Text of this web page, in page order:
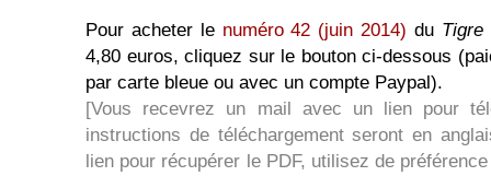
Pour acheter le numéro 42 (juin 2014) du Tigre
4,80 euros, cliquez sur le bouton ci-dessous
par carte bleue ou avec un compte Paypal).
[Vous recevrez un mail avec un lien pour
instructions de téléchargement seront en
lien pour récupérer le PDF, utilisez de